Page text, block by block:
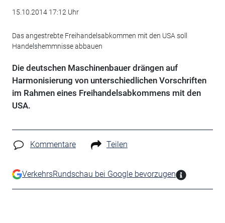
15.10.2014 17:12 Uhr
Das angestrebte Freihandelsabkommen mit den USA soll
Handelshemmnisse abbauen
Die deutschen Maschinenbauer drängen auf
Harmonisierung von unterschiedlichen Vorschriften
im Rahmen eines Freihandelsabkommens mit den
USA.
Kommentare Teilen
VerkehrsRundschau bei Google bevorzugen